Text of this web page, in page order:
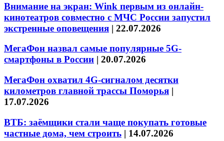
Внимание на экран: Wink первым из онлайн-
кинотеатров совместно с МЧС России запустил
экстренные оповещения | 22.07.2026
МегаФон назвал самые популярные 5G-
смартфоны в России | 20.07.2026
МегаФон охватил 4G-сигналом десятки
километров главной трассы Поморья |
17.07.2026
ВТБ: заёмщики стали чаще покупать готовые
частные дома, чем строить | 14.07.2026